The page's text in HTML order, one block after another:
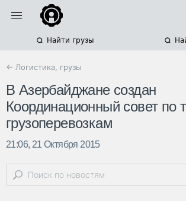
Найти грузы
← Логистика, грузы
В Азербайджане создан
Координационный совет по
грузоперевозкам
21:06, 21 Октября 2015